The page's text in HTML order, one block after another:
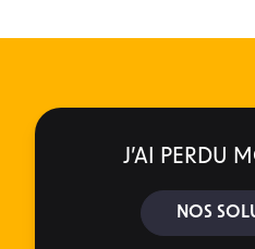
J’AI PERDU
NOS